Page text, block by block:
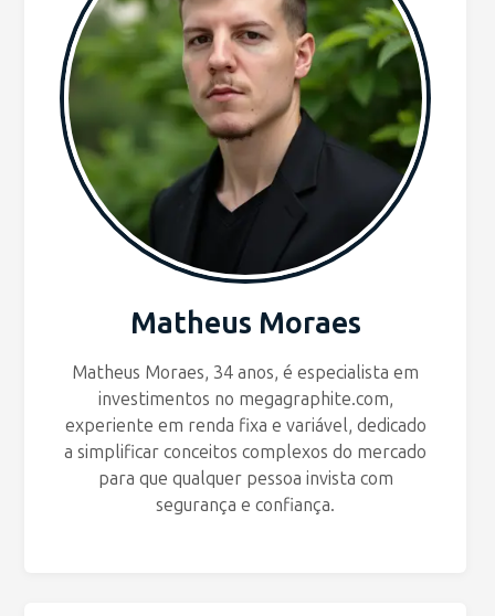
Matheus Moraes
Matheus Moraes, 34 anos, é especialista em
investimentos no megagraphite.com,
experiente em renda fixa e variável, dedicado
a simplificar conceitos complexos do mercado
para que qualquer pessoa invista com
segurança e confiança.